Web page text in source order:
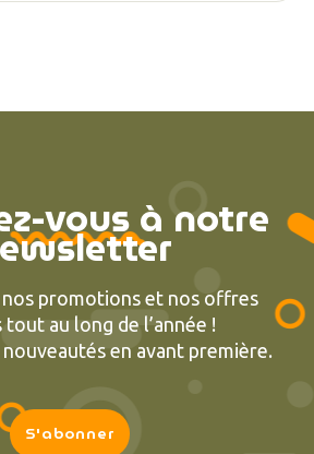
vous à notre
nos promotions et nos offres
tout au long de l’année !
en avant première.